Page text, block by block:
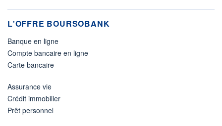
L'OFFRE BOURSOBANK
Banque en ligne
Compte bancaire en ligne
Carte bancaire
Assurance vie
Crédit immobilier
Prêt personnel